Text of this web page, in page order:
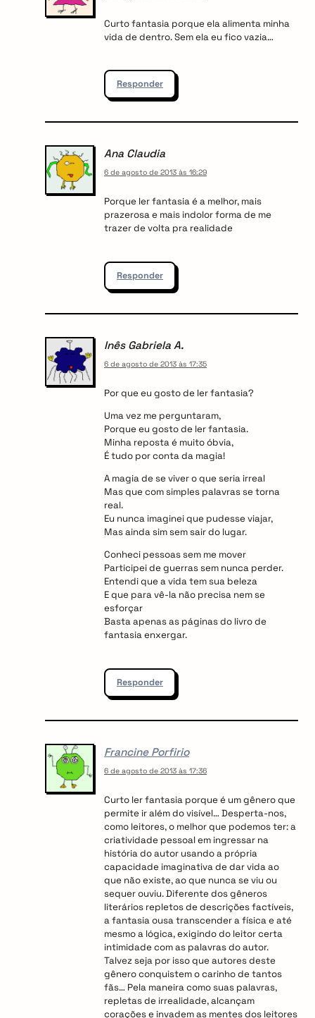
Curto fantasia porque ela alimenta minha
vida de dentro. Sem ela eu fico vazia…
Responder
Ana Claudia
6 de agosto de 2013 às 16:29
Porque ler fantasia é a melhor, mais
prazerosa e mais indolor forma de me
trazer de volta pra realidade
Responder
Inês Gabriela A.
6 de agosto de 2013 às 17:35
Por que eu gosto de ler fantasia?
Uma vez me perguntaram,
Porque eu gosto de ler fantasia.
Minha reposta é muito óbvia,
É tudo por conta da magia!
A magia de se viver o que seria irreal
Mas que com simples palavras se torna
real.
Eu nunca imaginei que pudesse viajar,
Mas ainda sim sem sair do lugar.
Conheci pessoas sem me mover
Participei de guerras sem nunca perder.
Entendi que a vida tem sua beleza
E que para vê-la não precisa nem se
esforçar
Basta apenas as páginas do livro de
fantasia enxergar.
Responder
Francine Porfirio
6 de agosto de 2013 às 17:36
Curto ler fantasia porque é um gênero que
permite ir além do visível… Desperta-nos,
como leitores, o melhor que podemos ter: a
criatividade pessoal em ingressar na
história do autor usando a própria
capacidade imaginativa de dar vida ao
que não existe, ao que nunca se viu ou
sequer ouviu. Diferente dos gêneros
literários repletos de descrições factíveis,
a fantasia ousa transcender a física e até
mesmo a lógica, exigindo do leitor certa
intimidade com as palavras do autor.
Talvez seja por isso que autores deste
gênero conquistem o carinho de tantos
fãs… Pela maneira como suas palavras,
repletas de irrealidade, alcançam
corações e invadem as mentes dos leitores